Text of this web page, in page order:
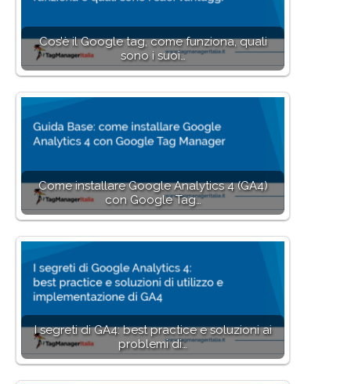
Cos’è il Google tag, come funziona, quali
sono i suoi…
Come installare Google Analytics 4 (GA4)
con Google Tag…
I segreti di GA4: best practice e soluzioni ai
problemi di…